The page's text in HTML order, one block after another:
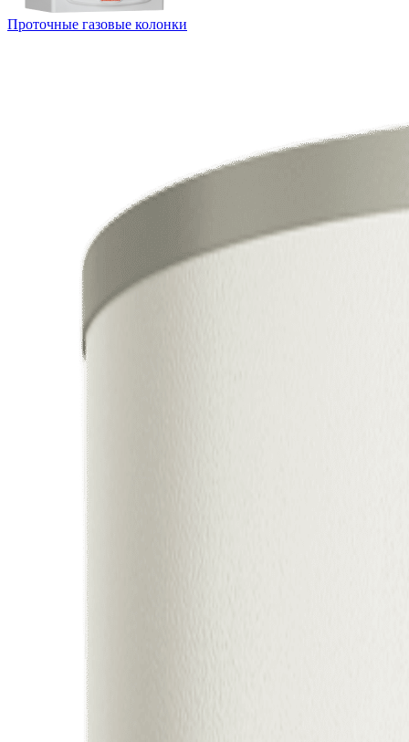
Проточные газовые колонки